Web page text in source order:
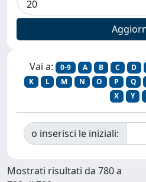
Vai a: 0-9 A B C D
K
L M N O P Q
X
Y
o inserisci le iniziali:
Mostrati risultati da 780 a